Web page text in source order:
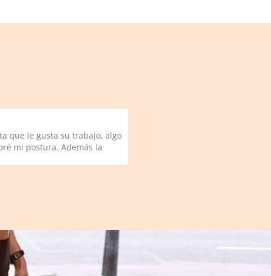
que le gusta su trabajo, algo
mi postura. Además la